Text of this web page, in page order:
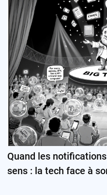
Quand les
sens : la tech face à